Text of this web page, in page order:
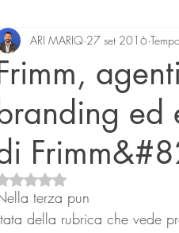
ed
ARI MARIQ 27 set 2016
Valutazione NaN stelle su 5.
terza pun
tata della rubrica che vede